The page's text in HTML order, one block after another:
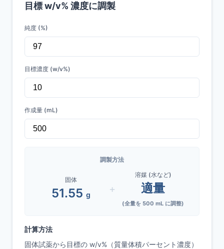
目標 w/v% 濃度に調製
純度 (%)
目標濃度 (w/v%)
作成量 (mL)
調製方法
固体
51.55 g +
溶媒 (水など)
適量
(全量を 500 mL に調整)
計算方法
固体試薬から目標の w/v%（質量体積パーセント濃度）